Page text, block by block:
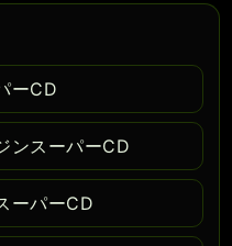
ーCD
ンスーパーCD
ーパーCD